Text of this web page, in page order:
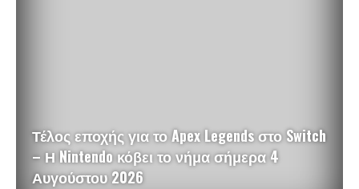
Τέλος εποχής για το Apex Legends στο Switch
– Η Nintendo κόβει το νήμα σήμερα 4
Αυγούστου 2026